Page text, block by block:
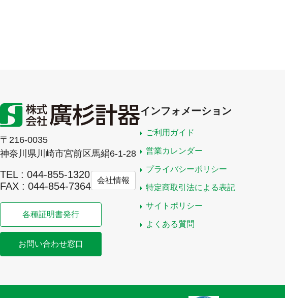
〒216-0035
神奈川県川崎市宮前区馬絹6-1-28
TEL : 044-855-1320
FAX : 044-854-7364
会社情報
各種証明書発行
お問い合わせ窓口
インフォメーション
ご利用ガイド
営業カレンダー
プライバシーポリシー
特定商取引法による表記
サイトポリシー
よくある質問